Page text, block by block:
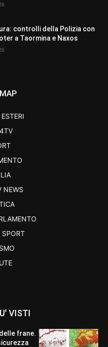
controlli della Polizia con
a Taormina e Naxos
NEWS
VISTI
frane.